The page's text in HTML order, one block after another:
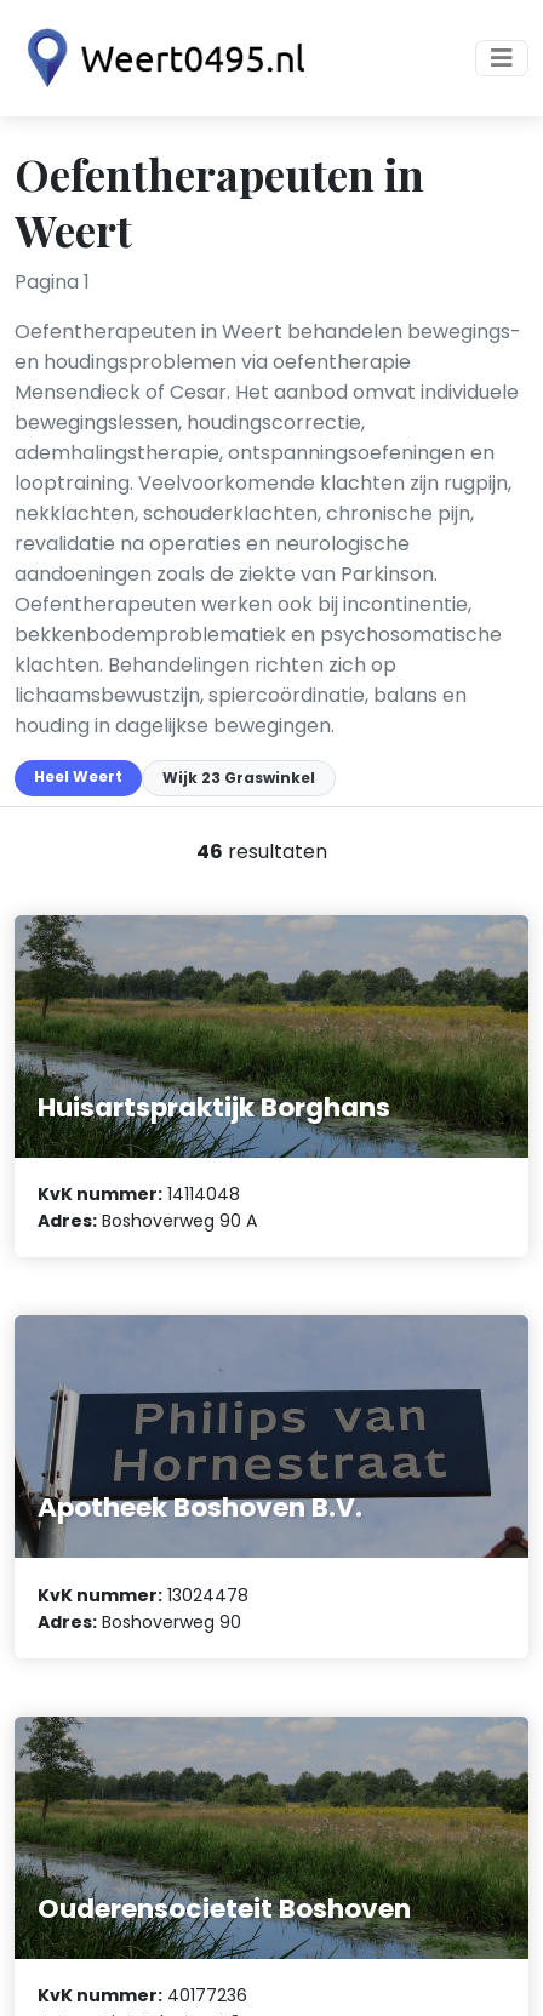
Oefentherapeuten in
Weert
Pagina 1
Oefentherapeuten in Weert behandelen bewegings-
en houdingsproblemen via oefentherapie
Mensendieck of Cesar. Het aanbod omvat individuele
bewegingslessen, houdingscorrectie,
ademhalingstherapie, ontspanningsoefeningen en
looptraining. Veelvoorkomende klachten zijn rugpijn,
nekklachten, schouderklachten, chronische pijn,
revalidatie na operaties en neurologische
aandoeningen zoals de ziekte van Parkinson.
Oefentherapeuten werken ook bij incontinentie,
bekkenbodemproblematiek en psychosomatische
klachten. Behandelingen richten zich op
lichaamsbewustzijn, spiercoördinatie, balans en
houding in dagelijkse bewegingen.
Heel Weert Wijk 23 Graswinkel
46 resultaten
Huisartspraktijk Borghans
KvK nummer: 14114048
Adres: Boshoverweg 90 A
Apotheek Boshoven B.V.
KvK nummer: 13024478
Adres: Boshoverweg 90
Ouderensocieteit Boshoven
KvK nummer: 40177236